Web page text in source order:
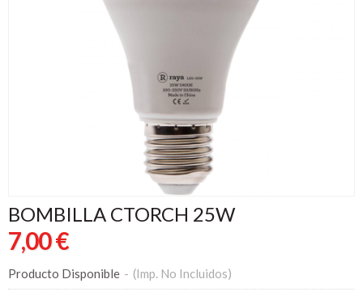
BOMBILLA CTORCH 25W
7,00 €
Producto Disponible - (Imp. No Incluidos)